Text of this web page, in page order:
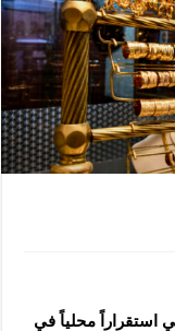
استقراراً محلياً في